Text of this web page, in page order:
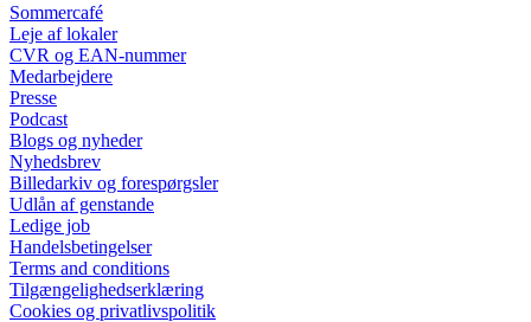
Sommercafé
Leje af lokaler
CVR og EAN-nummer
Medarbejdere
Presse
Podcast
Blogs og nyheder
Nyhedsbrev
Billedarkiv og forespørgsler
Udlån af genstande
Ledige job
Handelsbetingelser
Terms and conditions
Tilgængelighedserklæring
Cookies og privatlivspolitik